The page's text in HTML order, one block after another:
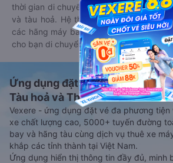
thời gian di chuyển của nhiều phương
và tàu hoả. Hệ thống của Goyolo
các hãng máy bay, xe khách và tàu
cho bạn di chuyển.
Ứng dụng đặt vé Xe khách, Máy
Tàu hoả và Thuê xe
Vexere - ứng dụng đặt vé đa phương tiện
xe chất lượng cao, 5000+ tuyến đường
bay và hãng tàu cùng dịch vụ thuê xe
khắp các tỉnh thành tại Việt Nam.
Ứng dụng hiển thị thông tin đầy đủ, minh